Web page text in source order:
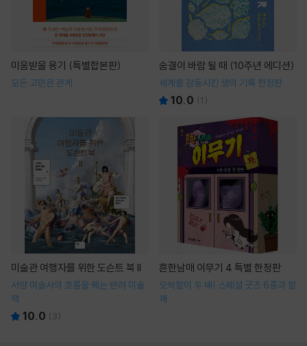
미움받을 용기 (특별합본판)
모든 고민은 관계
숨결이 바람 될 때 (10주년 에디션)
세계를 감동시킨 생의 기록 한정판
10.0 (1 )
미술관 여행자를 위한 도슨트 북 II
서양 미술사의 흐름을 꿰는 반려 미술
책
10.0 ( 3)
흔한남매 이무기 4 특별 한정판
오싹함이 두 배! 스페셜 굿즈 6종과 함
께